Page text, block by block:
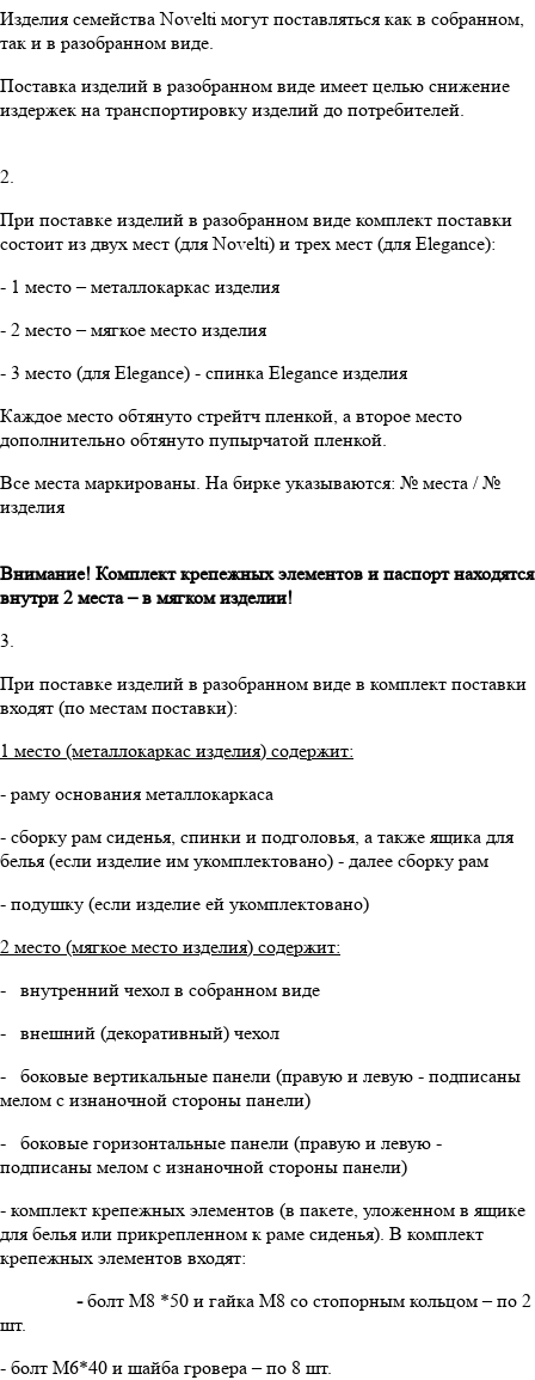
Изделия семейства Novelti могут поставляться как в собранном,
так и в разобранном виде.
Поставка изделий в разобранном виде имеет целью снижение
издержек на транспортировку изделий до потребителей.
2.
При поставке изделий в разобранном виде комплект поставки
состоит из двух мест (для Novelti) и трех мест (для Elegance):
- 1 место – металлокаркас изделия
- 2 место – мягкое место изделия
- 3 место (для Elegance) - спинка Elegance изделия
Каждое место обтянуто стрейтч пленкой, а второе место
дополнительно обтянуто пупырчатой пленкой.
Все места маркированы. На бирке указываются: № места / №
изделия
Внимание! Комплект крепежных элементов и паспорт находятся
внутри 2 места – в мягком изделии!
3.
При поставке изделий в разобранном виде в комплект поставки
входят (по местам поставки):
1 место (металлокаркас изделия) содержит:
- раму основания металлокаркаса
- сборку рам сиденья, спинки и подголовья, а также ящика для
белья (если изделие им укомплектовано) - далее сборку рам
- подушку (если изделие ей укомплектовано)
2 место (мягкое место изделия) содержит:
- внутренний чехол в собранном виде
- внешний (декоративный) чехол
- боковые вертикальные панели (правую и левую - подписаны
мелом с изнаночной стороны панели)
- боковые горизонтальные панели (правую и левую -
подписаны мелом с изнаночной стороны панели)
- комплект крепежных элементов (в пакете, уложенном в ящике
для белья или прикрепленном к раме сиденья). В комплект
крепежных элементов входят:
-болт М8 *50 и гайка М8 со стопорным кольцом – по 2
шт.
- болт М6*40 и шайба гровера – по 8 шт.